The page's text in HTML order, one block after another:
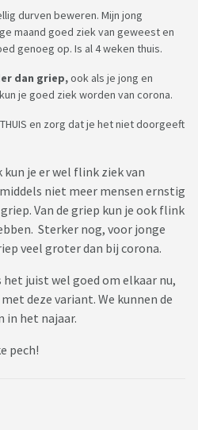
durven beweren. Mijn jong
maand goed ziek van geweest en
genoeg op. Is al 4 weken thuis.
dan griep,ook als je jong en
je goed ziek worden van corona.
en zorg dat je het niet doorgeeft
je er wel flink ziek van
niet meer mensen ernstig
Van de griep kun je ook flink
Sterker nog, voor jonge
veel groter dan bij corona.
juist wel goed om elkaar nu,
deze variant. We kunnen de
in het najaar.
pech!